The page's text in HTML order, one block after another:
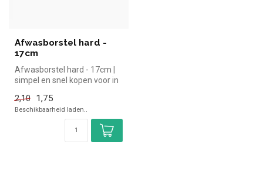
Afwasborstel hard -
17cm
Afwasborstel hard - 17cm |
simpel en snel kopen voor in
2,10
1,75
Beschikbaarheid laden..